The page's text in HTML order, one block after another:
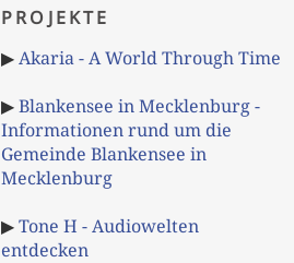
PROJEKTE
▶Akaria - A World Through Time
▶Blankensee in Mecklenburg -
Informationen rund um die
Gemeinde Blankensee in
Mecklenburg
▶Tone H - Audiowelten
entdecken